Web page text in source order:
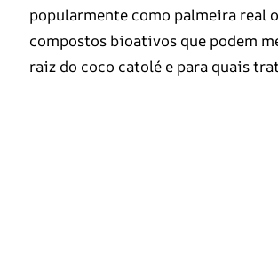
popularmente como palmeira real
compostos bioativos que podem
raiz do coco catolé e para quais